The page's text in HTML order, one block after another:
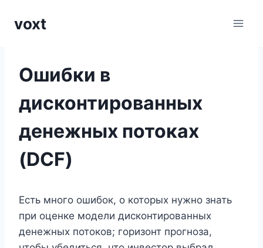
voxt
Ошибки в
дисконтированных
денежных потоках
(DCF)
Есть много ошибок, о которых нужно знать
при оценке модели дисконтированных
денежных потоков; горизонт прогноза,